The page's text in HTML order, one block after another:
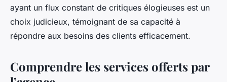
ayant un flux constant de critiques élogieuses est un
choix judicieux, témoignant de sa capacité à
répondre aux besoins des clients efficacement.
Comprendre les services offerts par